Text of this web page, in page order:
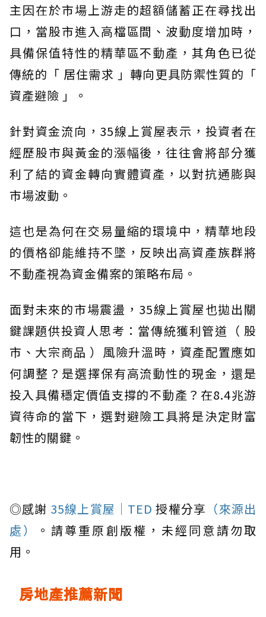
主因在於市場上游走的超額儲蓄正在尋找出
口，當股市進入高檔區間、波動度增加時，
具備保值特性的精華區不動產，其角色已從
傳統的「 居住需求 」轉向更具防禦性質的「
資產避險 」。
針對資金流向，35線上賞屋表示，投資者在
經歷股市與黃金的漲幅後，往往會將部分獲
利了結的資金轉向實體資產，以對抗通膨與
市場波動。
這也是為何在交易量縮的環境中，精華地段
的價格卻能維持不墜，反映出高資產族群將
不動產視為資金備案的策略布局。
面對未來的市場震盪，35線上賞屋也拋出關
鍵課題供投資人思考：當傳統獲利管道（ 股
市、大宗商品 ）風險升溫時，資產配置應如
何調整？是選擇保有高流動性的現金，還是
投入具備穩定價值支撐的不動產？在8.4兆游
資待命的當下，選對避險工具將是決定財富
韌性的關鍵。
◎感謝 35線上賞屋｜TED授權分享 （來源出
處）
。請尊重原創版權，未經同意請勿取
用。
房地產推薦新聞